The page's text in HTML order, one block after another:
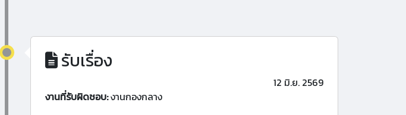
รับเรื่อง
12 มิ.ย. 2569
งานที่รับผิดชอบ:งานกองกลาง